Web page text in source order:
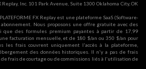
Replay, Inc. 101 Park Avenue, Suite 1300 Oklahoma City, OK
FX Replay est une plateforme SaaS (Software-
abonnement. Nous proposons une offre gratuite avec des
que des formules premium payantes à partir de 17,99
facturation mensuelle, et de 180 $/an ou 350 $/an pour
les frais couvrent uniquement l'accès à la plateforme,
des données historiques. Il n'y a pas de frais
de frais de courtage ou de commissions liés à l'utilisation de